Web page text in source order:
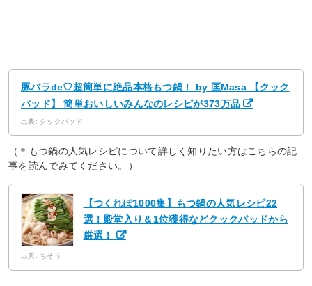
豚バラde♡超簡単に絶品本格もつ鍋！ by 匡Masa 【クック
パッド】 簡単おいしいみんなのレシピが373万品
出典: クックパッド
（＊もつ鍋の人気レシピについて詳しく知りたい方はこちらの記
事を読んでみてください。）
【つくれぽ1000集】もつ鍋の人気レシピ22
選！殿堂入り＆1位獲得などクックパッドから
厳選！
出典: ちそう